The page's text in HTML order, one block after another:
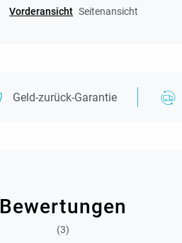
Vorderansicht Seitenansicht
Geld-zurück-Garantie
Bewertungen
(3)